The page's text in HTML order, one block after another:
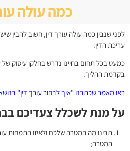
כמה עולה
לפני שנבין כמה עולה עורך דין, חשוב להבין
עריכת הדין.
כמעט בכל תחום בחיינו נדרש בחלקו עיסוק של
בקדמת ההליך.
ראו מאמר שכתבנו "איך לבחור עורך דין"
על מנת לשכלל צעדיכם
תבינו מה המטרה שלכם ולאיזו התמחות
המטרה;